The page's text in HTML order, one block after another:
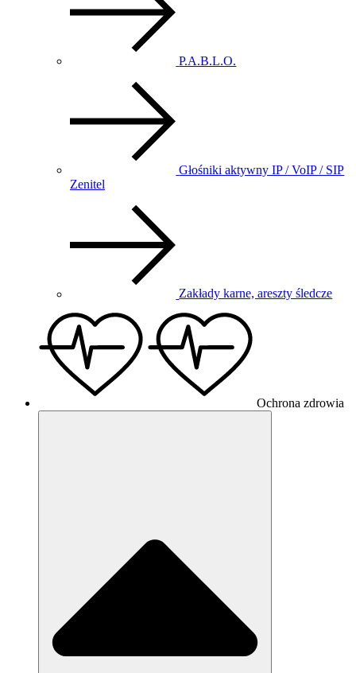
P.A.B.L.O.
Głośniki aktywny IP / VoIP / SIP
Zenitel
Zakłady karne, areszty śledcze
Ochrona zdrowia